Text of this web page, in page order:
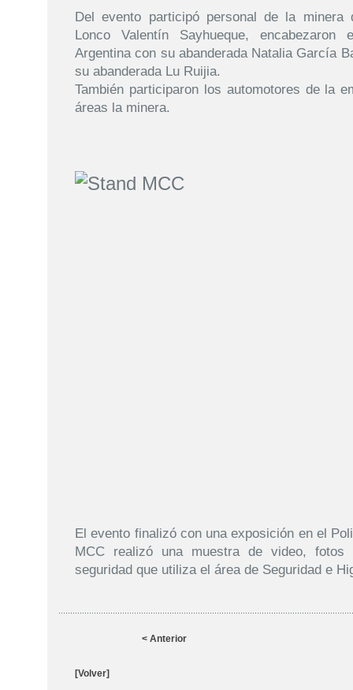
Del evento participó personal de la minera
Lonco Valentín Sayhueque,
Argentina con su abanderada Natalia García
su abanderada Lu Ruijia.
También participaron los automotores de la
áreas la minera.
El evento finalizó con una exposición en el
MCC realizó una muestra de video,
seguridad que utiliza el área de Seguridad e
< Anterior
[Volver]